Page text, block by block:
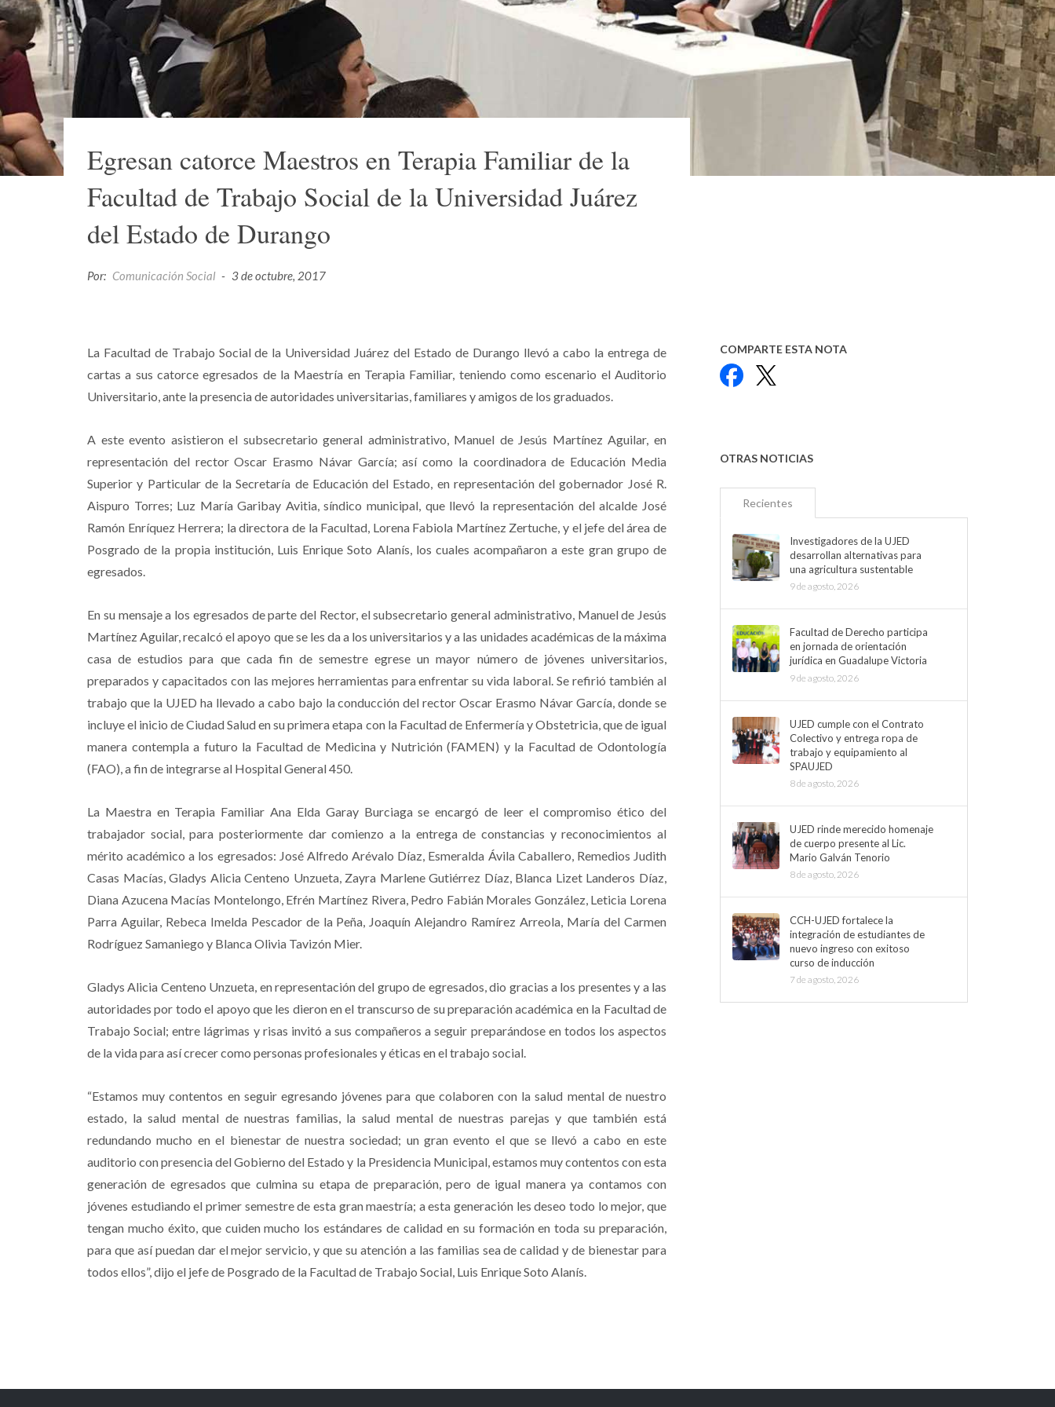
Egresan catorce Maestros en Terapia Familiar de la
Facultad de Trabajo Social de la Universidad Juárez
del Estado de Durango
Por: Comunicación Social - 3 de octubre, 2017
La Facultad de Trabajo Social de la Universidad Juárez del Estado de Durango llevó a cabo la entrega de
cartas a sus catorce egresados de la Maestría en Terapia Familiar, teniendo como escenario el Auditorio
Universitario, ante la presencia de autoridades universitarias, familiares y amigos de los graduados.
A este evento asistieron el subsecretario general administrativo, Manuel de Jesús Martínez Aguilar, en
representación del rector Oscar Erasmo Návar García; así como la coordinadora de Educación Media
Superior y Particular de la Secretaría de Educación del Estado, en representación del gobernador José R.
Aispuro Torres; Luz María Garibay Avitia, síndico municipal, que llevó la representación del alcalde José
Ramón Enríquez Herrera; la directora de la Facultad, Lorena Fabiola Martínez Zertuche, y el jefe del área de
Posgrado de la propia institución, Luis Enrique Soto Alanís, los cuales acompañaron a este gran grupo de
egresados.
En su mensaje a los egresados de parte del Rector, el subsecretario general administrativo, Manuel de Jesús
Martínez Aguilar, recalcó el apoyo que se les da a los universitarios y a las unidades académicas de la máxima
casa de estudios para que cada fin de semestre egrese un mayor número de jóvenes universitarios,
preparados y capacitados con las mejores herramientas para enfrentar su vida laboral. Se refirió también al
trabajo que la UJED ha llevado a cabo bajo la conducción del rector Oscar Erasmo Návar García, donde se
incluye el inicio de Ciudad Salud en su primera etapa con la Facultad de Enfermería y Obstetricia, que de igual
manera contempla a futuro la Facultad de Medicina y Nutrición (FAMEN) y la Facultad de Odontología
(FAO), a fin de integrarse al Hospital General 450.
La Maestra en Terapia Familiar Ana Elda Garay Burciaga se encargó de leer el compromiso ético del
trabajador social, para posteriormente dar comienzo a la entrega de constancias y reconocimientos al
mérito académico a los egresados: José Alfredo Arévalo Díaz, Esmeralda Ávila Caballero, Remedios Judith
Casas Macías, Gladys Alicia Centeno Unzueta, Zayra Marlene Gutiérrez Díaz, Blanca Lizet Landeros Díaz,
Diana Azucena Macías Montelongo, Efrén Martínez Rivera, Pedro Fabián Morales González, Leticia Lorena
Parra Aguilar, Rebeca Imelda Pescador de la Peña, Joaquín Alejandro Ramírez Arreola, María del Carmen
Rodríguez Samaniego y Blanca Olivia Tavizón Mier.
Gladys Alicia Centeno Unzueta, en representación del grupo de egresados, dio gracias a los presentes y a las
autoridades por todo el apoyo que les dieron en el transcurso de su preparación académica en la Facultad de
Trabajo Social; entre lágrimas y risas invitó a sus compañeros a seguir preparándose en todos los aspectos
de la vida para así crecer como personas profesionales y éticas en el trabajo social.
“Estamos muy contentos en seguir egresando jóvenes para que colaboren con la salud mental de nuestro
estado, la salud mental de nuestras familias, la salud mental de nuestras parejas y que también está
redundando mucho en el bienestar de nuestra sociedad; un gran evento el que se llevó a cabo en este
auditorio con presencia del Gobierno del Estado y la Presidencia Municipal, estamos muy contentos con esta
generación de egresados que culmina su etapa de preparación, pero de igual manera ya contamos con
jóvenes estudiando el primer semestre de esta gran maestría; a esta generación les deseo todo lo mejor, que
tengan mucho éxito, que cuiden mucho los estándares de calidad en su formación en toda su preparación,
para que así puedan dar el mejor servicio, y que su atención a las familias sea de calidad y de bienestar para
todos ellos”, dijo el jefe de Posgrado de la Facultad de Trabajo Social, Luis Enrique Soto Alanís.
COMPARTE ESTA NOTA
Facebook
OTRAS NOTICIAS
Recientes
Investigadores de la UJED
desarrollan alternativas para
una agricultura sustentable
9 de agosto, 2026
Facultad de Derecho participa
en jornada de orientación
jurídica en Guadalupe Victoria
9 de agosto, 2026
UJED cumple con el Contrato
Colectivo y entrega ropa de
trabajo y equipamiento al
SPAUJED
8 de agosto, 2026
UJED rinde merecido homenaje
de cuerpo presente al Lic.
Mario Galván Tenorio
8 de agosto, 2026
CCH-UJED fortalece la
integración de estudiantes de
nuevo ingreso con exitoso
curso de inducción
7 de agosto, 2026